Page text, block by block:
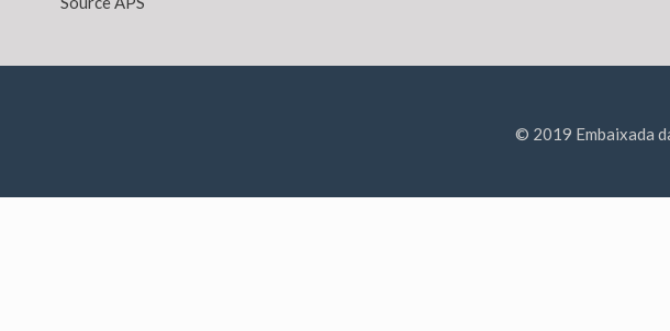
© 2019 Embaixada